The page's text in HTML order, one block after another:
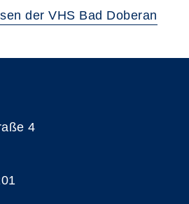
der VHS Bad Doberan
4